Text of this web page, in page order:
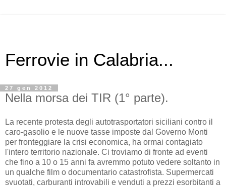
Ferrovie in Calabria...
27 gen 2012
Nella morsa dei TIR (1° parte).
La recente protesta degli autotrasportatori siciliani contro il
caro-gasolio e le nuove tasse imposte dal Governo Monti
per fronteggiare la crisi economica, ha ormai contagiato
l'intero territorio nazionale. Ci troviamo di fronte ad eventi
che fino a 10 o 15 anni fa avremmo potuto vedere soltanto in
un qualche film o documentario catastrofista. Supermercati
svuotati, carburanti introvabili e venduti a prezzi esorbitanti a